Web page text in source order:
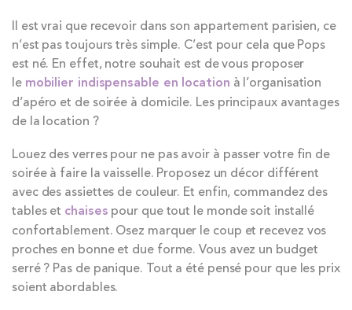
Il est vrai que recevoir dans son appartement parisien, ce
n’est pas toujours très simple. C’est pour cela que Pops
est né. En effet, notre souhait est de vous proposer
le mobilier indispensable en location à l’organisation
d’apéro et de soirée à domicile. Les principaux avantages
de la location ?
Louez des verres pour ne pas avoir à passer votre fin de
soirée à faire la vaisselle. Proposez un décor différent
avec des assiettes de couleur. Et enfin, commandez des
tables et chaises pour que tout le monde soit installé
confortablement. Osez marquer le coup et recevez vos
proches en bonne et due forme. Vous avez un budget
serré ? Pas de panique. Tout a été pensé pour que les prix
soient abordables.